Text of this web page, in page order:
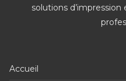
solutions
Accueil